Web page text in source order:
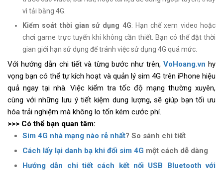
vì tải bằng 4G.
Kiểm soát thời gian sử dụng 4G: Hạn chế xem video hoặc
chơi game trực tuyến khi không cần thiết. Bạn có thể đặt thời
gian giới hạn sử dụng để tránh việc sử dụng 4G quá mức.
Với hướng dẫn chi tiết và từng bước như trên, VoHoang.vn hy
vọng bạn có thể tự kích hoạt và quản lý sim 4G trên iPhone hiệu
quả ngay tại nhà. Việc kiểm tra tốc độ mạng thường xuyên,
cùng với những lưu ý tiết kiệm dung lượng, sẽ giúp bạn tối ưu
hóa trải nghiệm mà không lo tốn kém cước phí.
>>> Có thể bạn quan tâm:
Sim 4G nhà mạng nào rẻ nhất? So sánh chi tiết
Cách lấy lại danh bạ khi đổi sim 4G một cách dễ dàng
Hướng dẫn chi tiết cách kết nối USB Bluetooth với